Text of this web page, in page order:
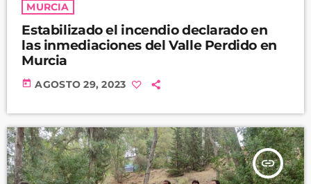
MURCIA
Estabilizado el incendio declarado en
las inmediaciones del Valle Perdido en
Murcia
today AGOSTO 29, 2023
insert_link